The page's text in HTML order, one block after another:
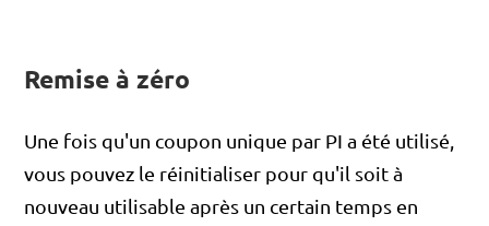
Remise à zéro
Une fois qu'un coupon unique par PI a été utilisé,
vous pouvez le réinitialiser pour qu'il soit à
nouveau utilisable après un certain temps en